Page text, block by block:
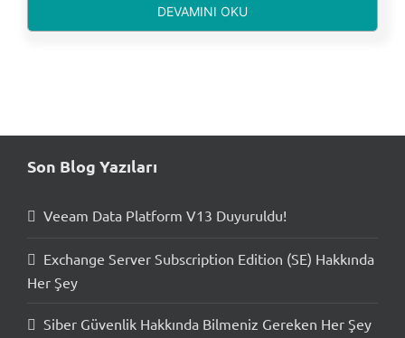
DEVAMINI OKU
Son Blog Yazıları
Veeam Data Platform V13 Duyuruldu!
Exchange Server Subscription Edition (SE) Hakkında
Her Şey
Siber Güvenlik Hakkında Bilmeniz Gereken Her Şey